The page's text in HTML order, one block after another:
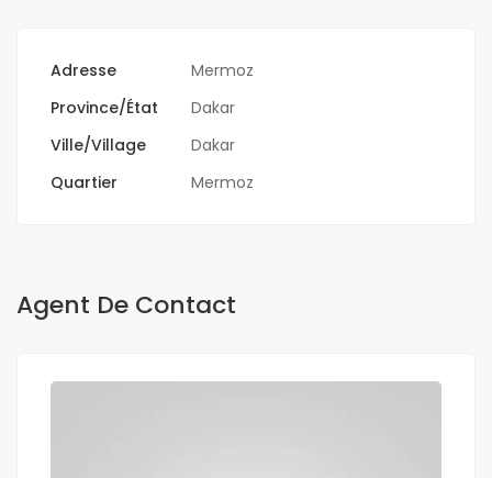
Adresse
Mermoz
Province/État
Dakar
Ville/Village
Dakar
Quartier
Mermoz
Agent De Contact